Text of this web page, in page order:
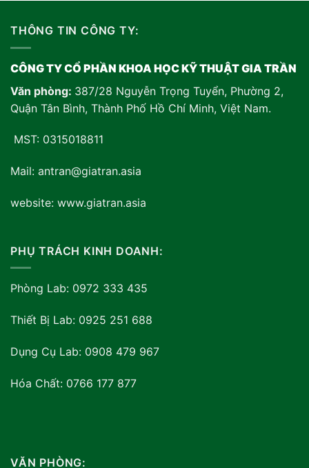
THÔNG TIN CÔNG TY:
CÔNG TY CỔ PHẦN KHOA HỌC KỸ THUẬT GIA TRẦN
Văn phòng: 387/28 Nguyễn Trọng Tuyển, Phường 2,
Quận Tân Bình, Thành Phố Hồ Chí Minh, Việt Nam.
MST: 0315018811
Mail: antran@giatran.asia
website: www.giatran.asia
PHỤ TRÁCH KINH DOANH:
Phòng Lab: 0972 333 435
Thiết Bị Lab: 0925 251 688
Dụng Cụ Lab: 0908 479 967
Hóa Chất: 0766 177 877
VĂN PHÒNG: